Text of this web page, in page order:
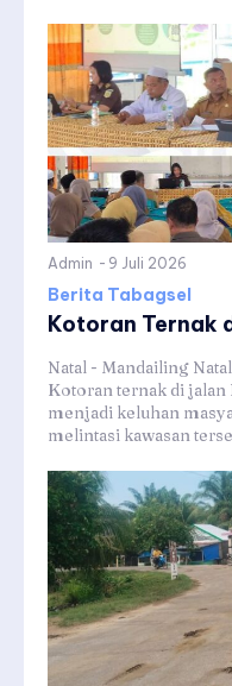
Admin - 9 Juli 2026
Berita Tabagsel
Kotoran Ternak
Natal - Mandailing
Kotoran ternak di jalan
menjadi keluhan
melintasi kawasan